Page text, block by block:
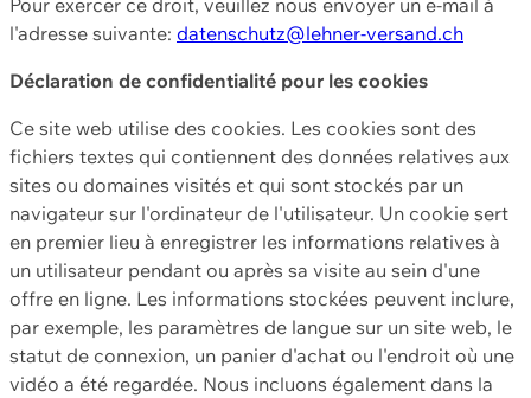
l'adresse suivante: datenschutz@lehner-versand.ch
Déclaration de confidentialité pour les cookies
Ce site web utilise des cookies. Les cookies sont des
fichiers textes qui contiennent des données relatives aux
sites ou domaines visités et qui sont stockés par un
navigateur sur l'ordinateur de l'utilisateur. Un cookie sert
en premier lieu à enregistrer les informations relatives à
un utilisateur pendant ou après sa visite au sein d'une
offre en ligne. Les informations stockées peuvent inclure,
par exemple, les paramètres de langue sur un site web, le
statut de connexion, un panier d'achat ou l'endroit où une
vidéo a été regardée. Nous incluons également dans la